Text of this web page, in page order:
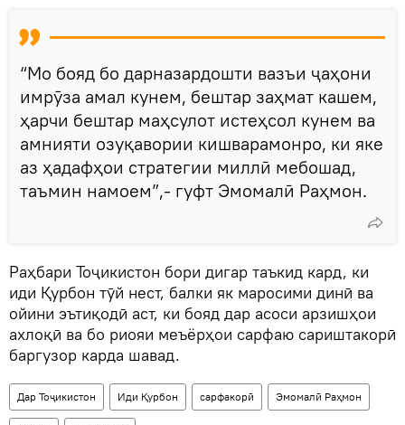
“Мо бояд бо дарназардошти вазъи ҷаҳони
имрӯза амал кунем, бештар заҳмат кашем,
ҳарчи бештар маҳсулот истеҳсол кунем ва
амнияти озуқавории кишварамонро, ки яке
аз ҳадафҳои стратегии миллӣ мебошад,
таъмин намоем”,- гуфт Эмомалӣ Раҳмон.
Раҳбари Тоҷикистон бори дигар таъкид кард, ки
иди Қурбон тӯй нест, балки як маросими динӣ ва
ойини эътиқодӣ аст, ки бояд дар асоси арзишҳои
ахлоқӣ ва бо риояи меъёрҳои сарфаю сариштакорӣ
баргузор карда шавад.
Дар Тоҷикистон Иди Қурбон сарфакорӣ Эмомалӣ Раҳмон